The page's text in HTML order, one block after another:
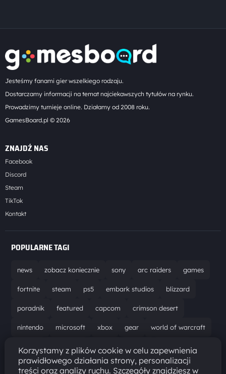
Jesteśmy fanami gier wszelkiego rodzaju.
Dostarczamy informacji na temat najciekawszych tytułów na rynku.
Prowadzimy turnieje online. Działamy od 2008 roku.
GamesBoard.pl © 2026
ZNAJDŹ NAS
Facebook
Discord
Steam
TikTok
Kontakt
POPULARNE TAGI
news zobacz koniecznie sony arc raiders games
fortnite steam ps5 embark studios blizzard
poradnik featured capcom crimson desert
nintendo microsoft xbox gear world of warcraft
solucja marathon ubisoft bungie recenzja
resident evil requiem gaming aktualizacja pc
Korzystamy z plików cookie w celu zapewnienia
prawidłowego działania strony, personalizacji
treści oraz analizy ruchu. Szczegóły znajdziesz w